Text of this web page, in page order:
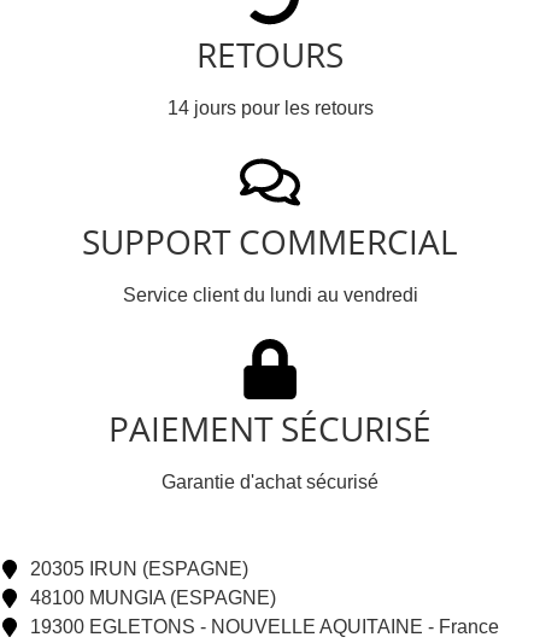
RETOURS
14 jours pour les retours
SUPPORT COMMERCIAL
Service client du lundi au vendredi
PAIEMENT SÉCURISÉ
Garantie d'achat sécurisé
20305 IRUN (ESPAGNE)
48100 MUNGIA (ESPAGNE)
19300 EGLETONS - NOUVELLE AQUITAINE - France